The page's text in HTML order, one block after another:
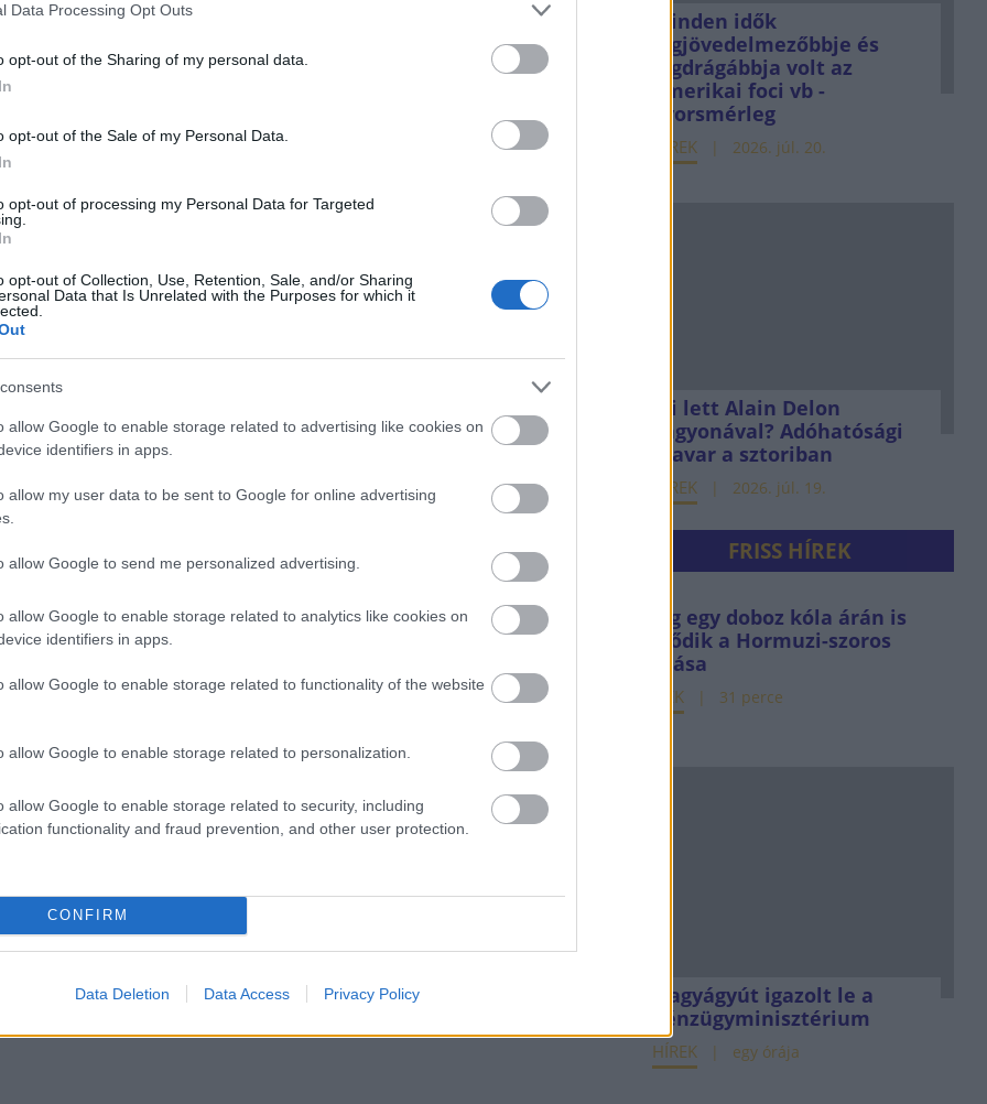
Data Processing Opt Outs
opt-out of the Sharing of my personal data.
opt-out of the Sale of my Personal Data.
opt-out of processing my Personal Data for Targeted
opt-out of Collection, Use, Retention, Sale, and/or Sharing
Data that Is Unrelated with the Purposes for which it
allow Google to enable storage related to advertising like cookies on
identifiers in apps.
allow my user data to be sent to Google for online advertising
allow Google to send me personalized advertising.
allow Google to enable storage related to analytics like cookies on
identifiers in apps.
allow Google to enable storage related to functionality of the website
allow Google to enable storage related to personalization.
allow Google to enable storage related to security, including
functionality and fraud prevention, and other user protection.
CONFIRM
Data Deletion Data Access Privacy Policy
26.
árváltozást
14.
Minden idők
legjövedelmezőbbje és
legdrágábbja volt az
amerikai foci vb -
gyorsmérleg
HÍREK 2026. júl. 20.
Mi lett Alain Delon
vagyonával? Adóhatósági
csavar a sztoriban
HÍREK 2026. júl. 19.
FRISS HÍREK
Még egy doboz kóla árán is
érződik a Hormuzi-szoros
hatása
HÍREK 31 perce
Nagyágyút igazolt le a
Pénzügyminisztérium
HÍREK egy órája